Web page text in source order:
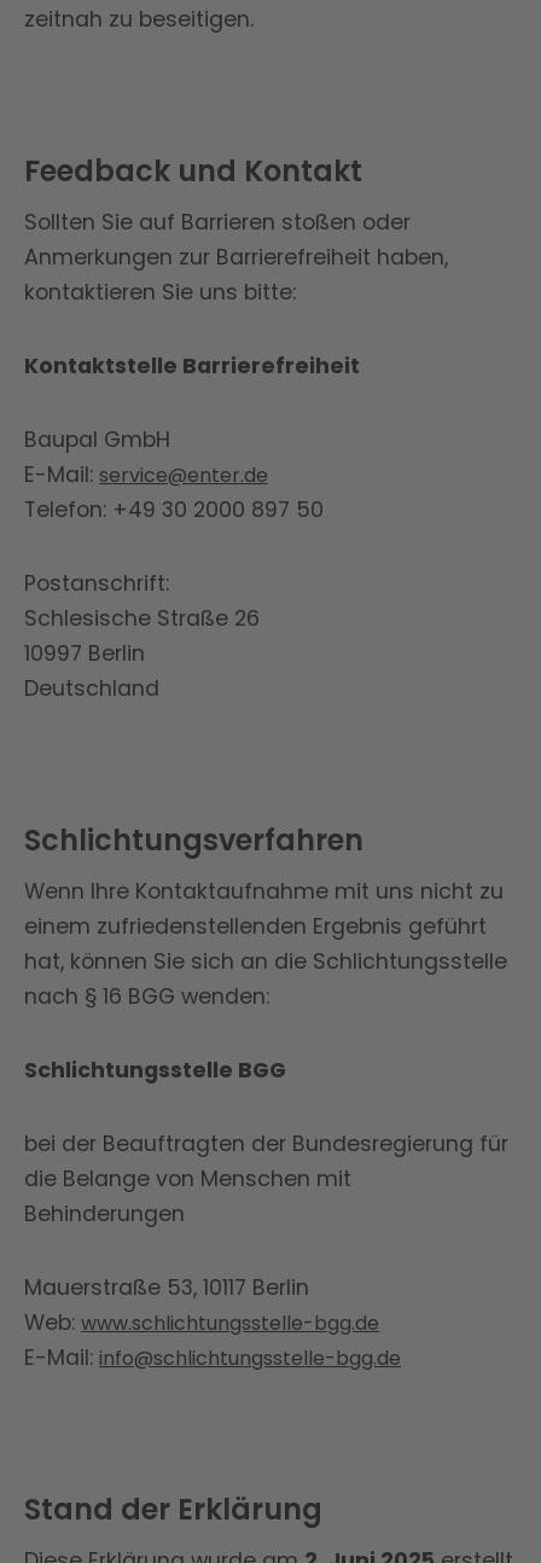
zeitnah zu beseitigen.
Feedback und Kontakt
Sollten Sie auf Barrieren stoßen oder
Anmerkungen zur Barrierefreiheit haben,
kontaktieren Sie uns bitte:
Kontaktstelle Barrierefreiheit
Baupal GmbH
E-Mail: service@enter.de
Telefon: +49 30 2000 897 50
Postanschrift:
Schlesische Straße 26
10997 Berlin
Deutschland
Schlichtungsverfahren
Wenn Ihre Kontaktaufnahme mit uns nicht zu
einem zufriedenstellenden Ergebnis geführt
hat, können Sie sich an die Schlichtungsstelle
nach § 16 BGG wenden:
Schlichtungsstelle BGG
bei der Beauftragten der Bundesregierung für
die Belange von Menschen mit
Behinderungen
Mauerstraße 53, 10117 Berlin
Web: www.schlichtungsstelle-bgg.de
E-Mail: info@schlichtungsstelle-bgg.de
Stand der Erklärung